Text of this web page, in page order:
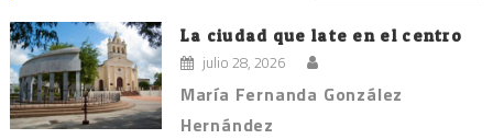
entradas
La ciudad que late en el centro
julio 28, 2026
María Fernanda González
Hernández